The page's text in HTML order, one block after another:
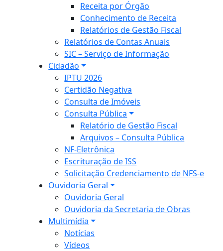
Receita por Órgão
Conhecimento de Receita
Relatórios de Gestão Fiscal
Relatórios de Contas Anuais
SIC – Serviço de Informação
Cidadão
IPTU 2026
Certidão Negativa
Consulta de Imóveis
Consulta Pública
Relatório de Gestão Fiscal
Arquivos – Consulta Pública
NF-Eletrônica
Escrituração de ISS
Solicitação Credenciamento de NFS-e
Ouvidoria Geral
Ouvidoria Geral
Ouvidoria da Secretaria de Obras
Multimídia
Notícias
Vídeos